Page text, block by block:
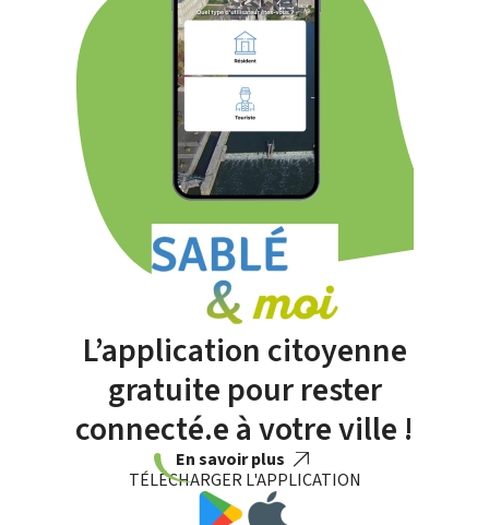
L’application citoyenne
gratuite pour rester
connecté.e à votre ville !
En savoir plus
TÉLÉCHARGER L'APPLICATION